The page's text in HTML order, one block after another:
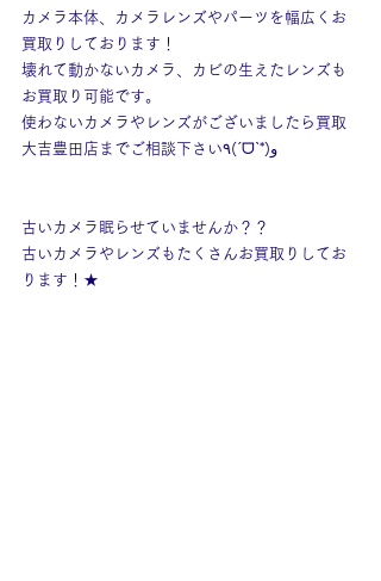
カメラ本体、カメラレンズやパーツを幅広くお
買取りしております！
壊れて動かないカメラ、カビの生えたレンズも
お買取り可能です。
使わないカメラやレンズがございましたら買取
大吉豊田店までご相談下さい٩(ˊᗜˋ*)و
古いカメラ眠らせていませんか？？
古いカメラやレンズもたくさんお買取りしてお
ります！★